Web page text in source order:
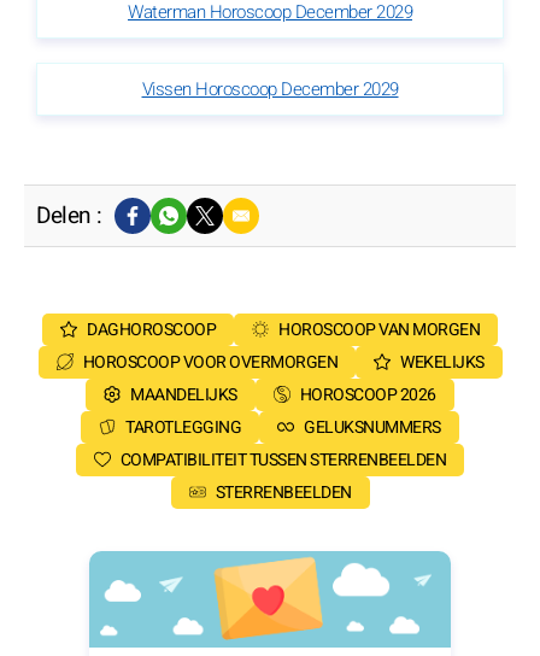
Waterman Horoscoop December 2029
Vissen Horoscoop December 2029
Delen :
DAGHOROSCOOP
HOROSCOOP VAN MORGEN
HOROSCOOP VOOR OVERMORGEN
WEKELIJKS
MAANDELIJKS
HOROSCOOP 2026
TAROTLEGGING
GELUKSNUMMERS
COMPATIBILITEIT TUSSEN STERRENBEELDEN
STERRENBEELDEN